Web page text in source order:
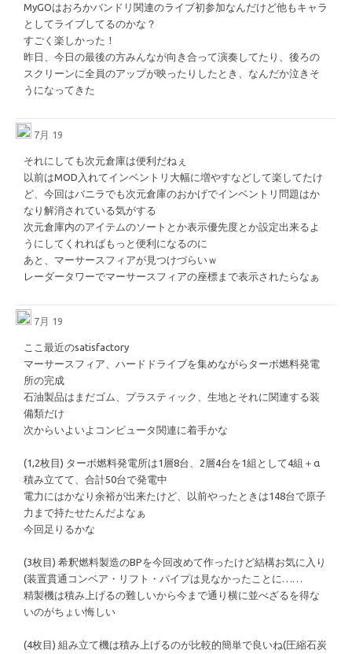
MyGOはおろかバンドリ関連のライブ初参加なんだけど他もキャラ
としてライブしてるのかな？
すごく楽しかった！
昨日、今日の最後の方みんなが向き合って演奏してたり、後ろの
スクリーンに全員のアップが映ったりしたとき、なんだか泣きそ
うになってきた
7月 19
それにしても次元倉庫は便利だねぇ
以前はMOD入れてインベントリ大幅に増やすなどして楽してたけ
ど、今回はバニラでも次元倉庫のおかげでインベントリ問題はか
なり解消されている気がする
次元倉庫内のアイテムのソートとか表示優先度とか設定出来るよ
うにしてくれればもっと便利になるのに
あと、マーサースフィアが見つけづらいｗ
レーダータワーでマーサースフィアの座標まで表示されたらなぁ
7月 19
ここ最近のsatisfactory
マーサースフィア、ハードドライブを集めながらターボ燃料発電
所の完成
石油製品はまだゴム、プラスティック、生地とそれに関連する装
備類だけ
次からいよいよコンピュータ関連に着手かな
(1,2枚目) ターボ燃料発電所は1層8台、2層4台を1組として4組＋α
積み立てて、合計50台で発電中
電力にはかなり余裕が出来たけど、以前やったときは148台で原子
力まで持たせたんだよなぁ
今回足りるかな
(3枚目) 希釈燃料製造のBPを今回改めて作ったけど結構お気に入り
(装置貫通コンベア・リフト・パイプは見なかったことに……
精製機は積み上げるの難しいから今まで通り横に並べざるを得な
いのがちょい悔しい
(4枚目) 組み立て機は積み上げるのが比較的簡単で良いね(圧縮石炭